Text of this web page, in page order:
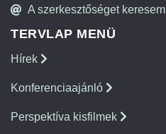
A szerkesztőséget keresem
TERVLAP MENÜ
Hírek
Konferenciaajánló
Perspektíva kisfilmek